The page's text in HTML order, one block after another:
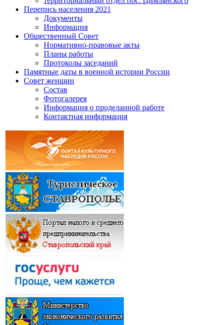
Перепись населения 2021
Документы
Информация
Общественный Совет
Нормативно-правовые акты
Планы работы
Протоколы заседаний
Памятные даты в военной истории России
Совет женщин
Состав
Фотогалерея
Информация о проделанной работе
Контактная информация